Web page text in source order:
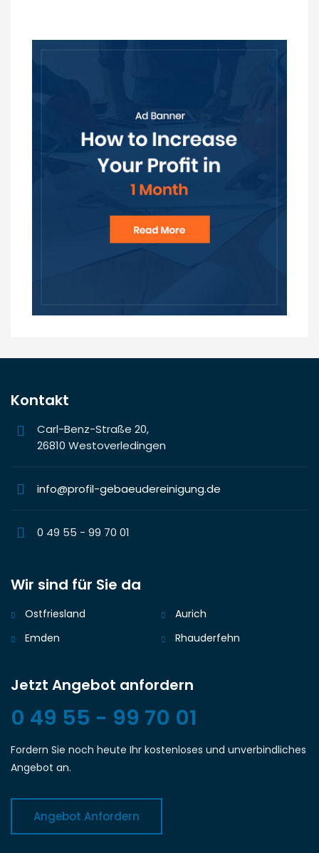
Kontakt
Carl-Benz-Straße 20,
26810 Westoverledingen
info@profil-gebaeudereinigung.de
0 49 55 - 99 70 01
Wir sind für Sie da
Ostfriesland
Aurich
Emden
Rhauderfehn
Jetzt Angebot anfordern
0 49 55 - 99 70 01
Fordern Sie noch heute Ihr kostenloses und unverbindliches
Angebot an.
Angebot Anfordern